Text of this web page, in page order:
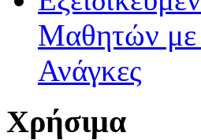
Μαθητών με
Ανάγκες
Χρήσιμα